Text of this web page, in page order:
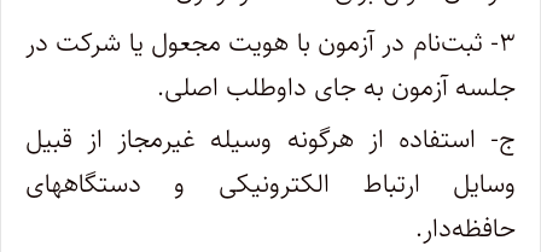
۳- ثبت‌نام در آزمون با هویت مجعول یا شرکت در
جلسه آزمون به جای داوطلب اصلی.
ج- استفاده از هرگونه وسیله غیرمجاز از قبیل
وسایل ارتباط الکترونیکی و دستگاههای
حافظه‌دار.